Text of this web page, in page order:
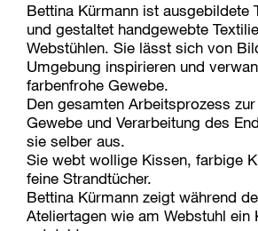
Bettina Kürmann ist ausgebildete
und gestaltet handgewebte
Webstühlen. Sie lässt sich von
Umgebung inspirieren und
farbenfrohe Gewebe.
Den gesamten Arbeitsprozess
Gewebe und Verarbeitung des
sie selber aus.
Sie webt wollige Kissen, farbige
feine Strandtücher.
Bettina Kürmann zeigt während
Ateliertagen wie am Webstuhl ein